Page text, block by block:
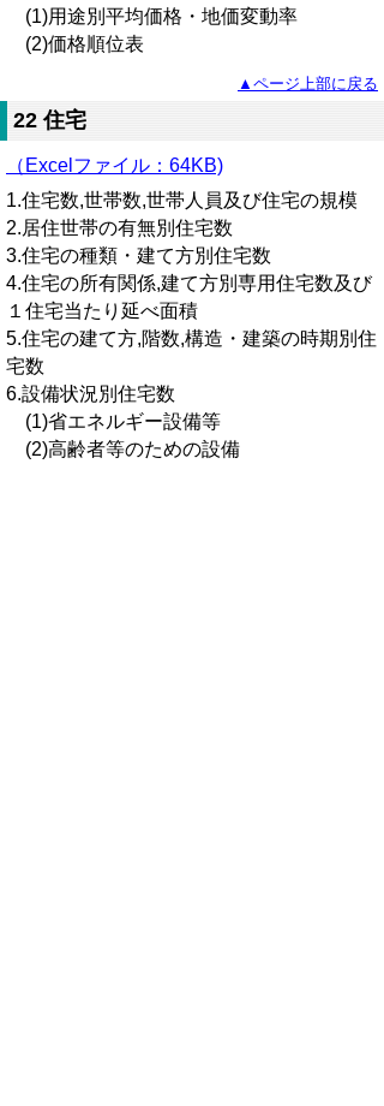
(1)用途別平均価格・地価変動率
(2)価格順位表
▲ページ上部に戻る
22 住宅
（Excelファイル：64KB)
1.住宅数,世帯数,世帯人員及び住宅の規模
2.居住世帯の有無別住宅数
3.住宅の種類・建て方別住宅数
4.住宅の所有関係,建て方別専用住宅数及び
１住宅当たり延べ面積
5.住宅の建て方,階数,構造・建築の時期別住
宅数
6.設備状況別住宅数
(1)省エネルギー設備等
(2)高齢者等のための設備